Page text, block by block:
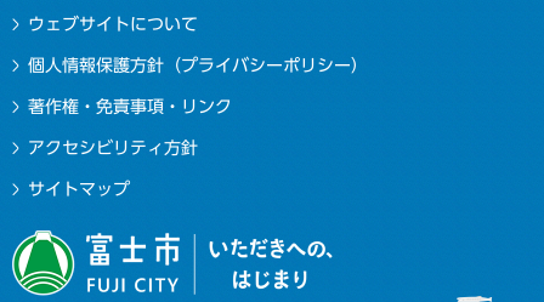
ウェブサイトについて
個人情報保護方針（プライバシーポリシー）
著作権・免責事項・リンク
アクセシビリティ方針
サイトマップ